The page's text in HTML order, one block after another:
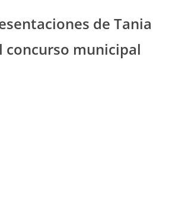
de Tania
concurso municipal